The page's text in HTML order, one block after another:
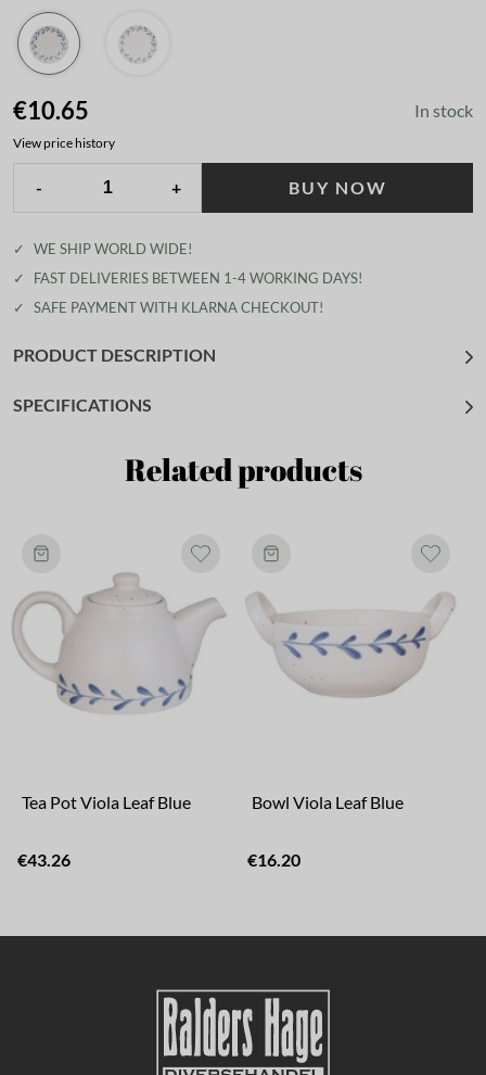
€10.65 In stock
View price history
- + BUY NOW
✓
WE SHIP WORLD WIDE!
✓
FAST DELIVERIES BETWEEN 1-4 WORKING DAYS!
✓
SAFE PAYMENT WITH KLARNA CHECKOUT!
PRODUCT DESCRIPTION
SPECIFICATIONS
Related products
Tea Pot Viola Leaf Blue
€43.26
Bowl Viola Leaf Blue
€16.20